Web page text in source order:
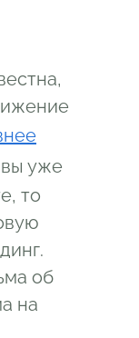
уже
то
об
на